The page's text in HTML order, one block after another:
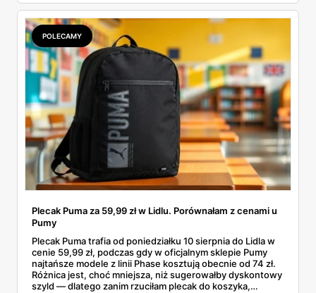
pojawi się w gazetkach w przyszłym tygodniu i czy jest
sens kupować jesień, zanim skończą się wakacje.
POLECAMY
Plecak Puma za 59,99 zł w Lidlu. Porównałam z cenami u
Pumy
Plecak Puma trafia od poniedziałku 10 sierpnia do Lidla w
cenie 59,99 zł, podczas gdy w oficjalnym sklepie Pumy
najtańsze modele z linii Phase kosztują obecnie od 74 zł.
Różnica jest, choć mniejsza, niż sugerowałby dyskontowy
szyld — dlatego zanim rzuciłam plecak do koszyka,